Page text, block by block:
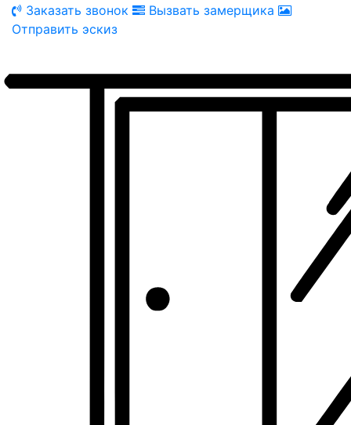
Заказать звонок
Вызвать замерщика
Отправить эскиз